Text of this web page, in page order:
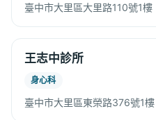
臺中市大里區大里路110號1樓
王志中診所
身心科
臺中市大里區東榮路376號1樓